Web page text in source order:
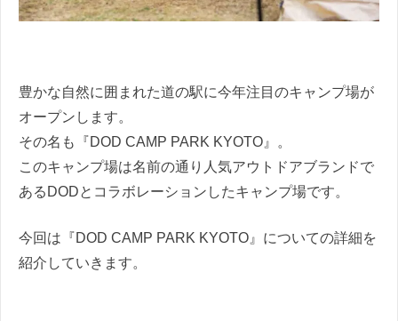
豊かな自然に囲まれた道の駅に今年注目のキャンプ場が
オープンします。
その名も『DOD CAMP PARK KYOTO』。
このキャンプ場は名前の通り人気アウトドアブランドで
あるDODとコラボレーションしたキャンプ場です。
今回は『DOD CAMP PARK KYOTO』についての詳細を
紹介していきます。